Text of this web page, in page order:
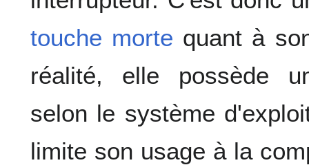
touche morte quant à
réalité, elle possède
selon le système
limite son usage à la